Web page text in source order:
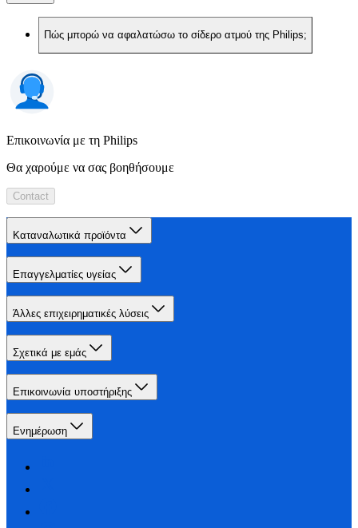
Πώς μπορώ να αφαλατώσω το σίδερο ατμού της Philips;
Επικοινωνία με τη Philips
Θα χαρούμε να σας βοηθήσουμε
Contact
Καταναλωτικά προϊόντα
Επαγγελματίες υγείας
Άλλες επιχειρηματικές λύσεις
Σχετικά με εμάς
Επικοινωνία υποστήριξης
Ενημέρωση